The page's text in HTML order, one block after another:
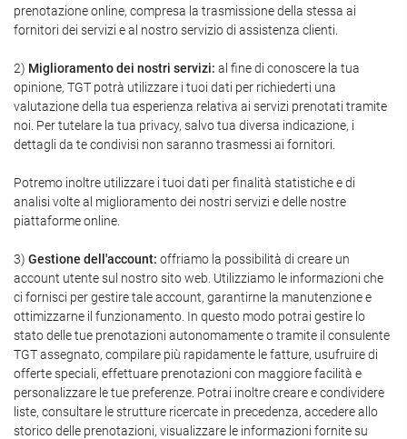
prenotazione online, compresa la trasmissione della stessa ai
fornitori dei servizi e al nostro servizio di assistenza clienti.
2) Miglioramento dei nostri servizi: al fine di conoscere la tua
opinione, TGT potrà utilizzare i tuoi dati per richiederti una
valutazione della tua esperienza relativa ai servizi prenotati tramite
noi. Per tutelare la tua privacy, salvo tua diversa indicazione, i
dettagli da te condivisi non saranno trasmessi ai fornitori.
Potremo inoltre utilizzare i tuoi dati per finalità statistiche e di
analisi volte al miglioramento dei nostri servizi e delle nostre
piattaforme online.
3) Gestione dell'account: offriamo la possibilità di creare un
account utente sul nostro sito web. Utilizziamo le informazioni che
ci fornisci per gestire tale account, garantirne la manutenzione e
ottimizzarne il funzionamento. In questo modo potrai gestire lo
stato delle tue prenotazioni autonomamente o tramite il consulente
TGT assegnato, compilare più rapidamente le fatture, usufruire di
offerte speciali, effettuare prenotazioni con maggiore facilità e
personalizzare le tue preferenze. Potrai inoltre creare e condividere
liste, consultare le strutture ricercate in precedenza, accedere allo
storico delle prenotazioni, visualizzare le informazioni fornite su